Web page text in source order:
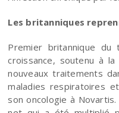
Les britanniques
Premier britannique du
croissance, soutenu à
nouveaux traitements
maladies respiratoires
son oncologie à